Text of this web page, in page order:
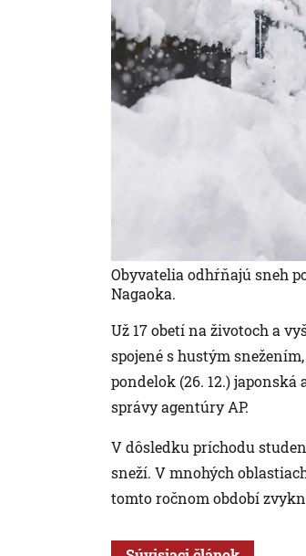
Obyvatelia odhŕňajú sneh
Nagaoka.
Už 17 obetí na životoch a
spojené s hustým
pondelok (26. 12.)
správy agentúry AP.
V dôsledku príchodu
sneží. V mnohých
tomto ročnom období